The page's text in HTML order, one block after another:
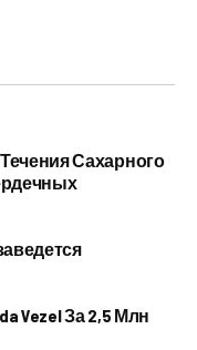
Сахарного
Vezel За 2,5 Млн